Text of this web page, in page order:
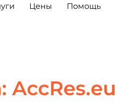
Цены Помощь
AccRes.eu